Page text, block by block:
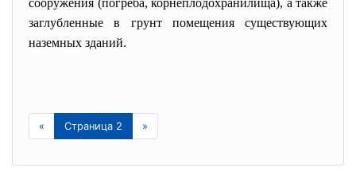
сооружения (погреба, корнеплодохранилища), а также
заглубленные в грунт помещения существующих
наземных зданий.
« Страница 2 »